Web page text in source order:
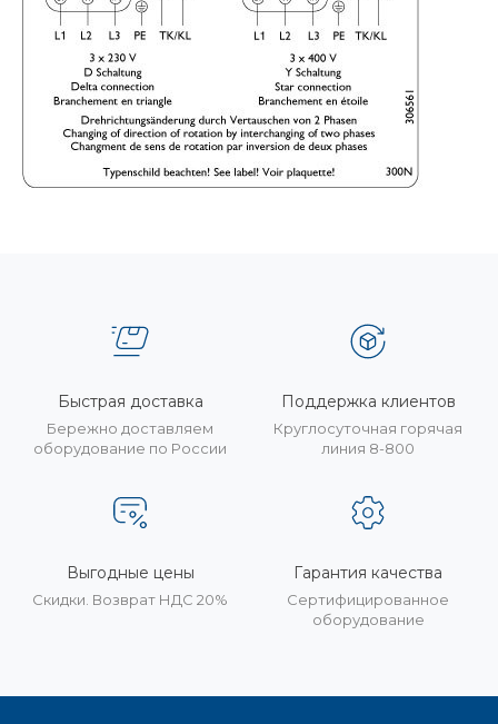
Быстрая доставка
Бережно доставляем
оборудование по России
Поддержка клиентов
Круглосуточная горячая
линия 8-800
Выгодные цены
Скидки. Возврат НДС 20%
Гарантия качества
Сертифицированное
оборудование